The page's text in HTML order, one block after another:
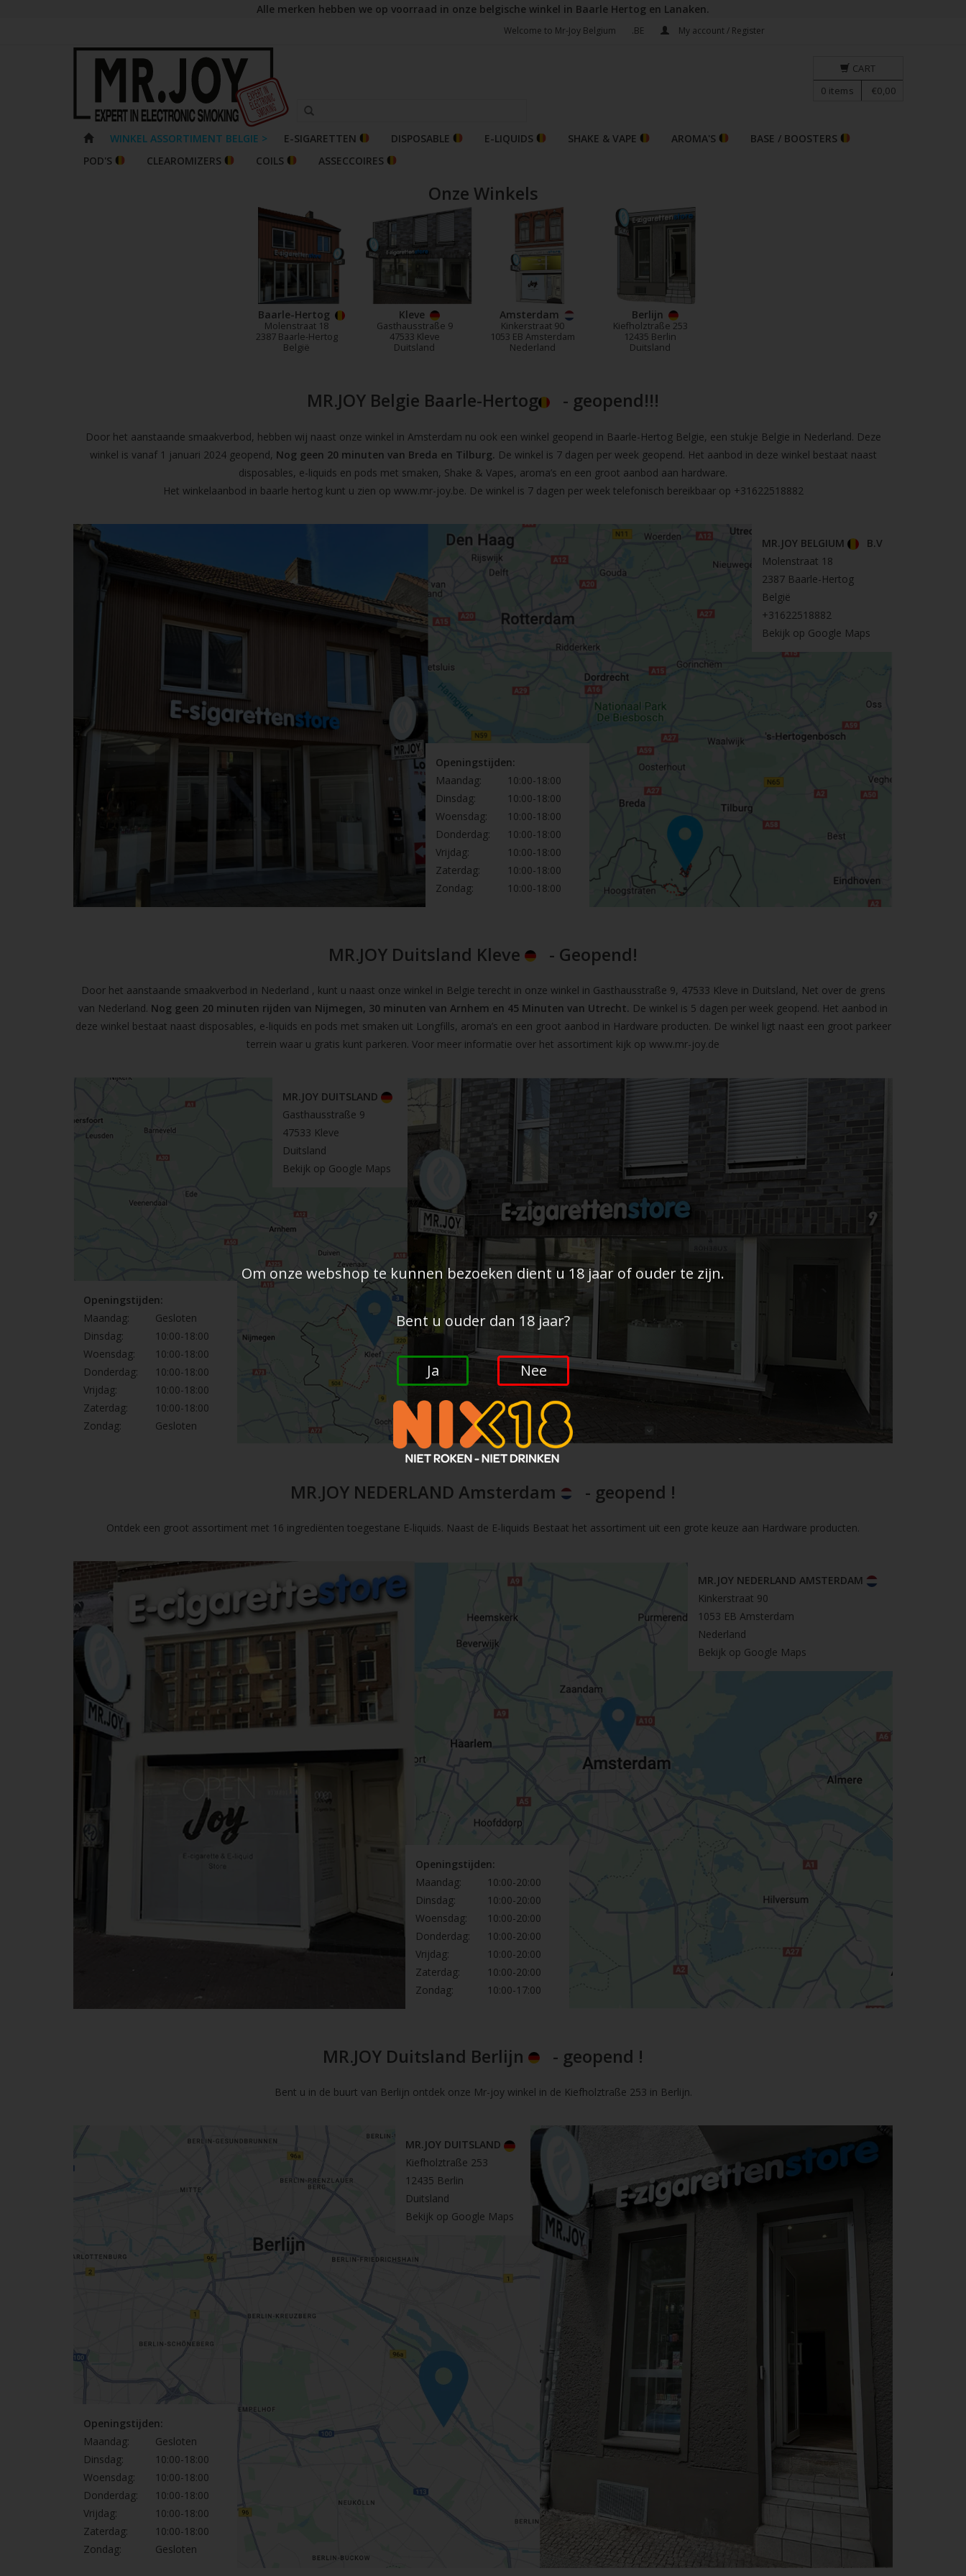
Alle merken hebben we op voorraad in onze belgische winkel in Baarle Hertog en Lanaken.
Welcome to Mr-Joy Belgium .BE My account / Register
WINKEL ASSORTIMENT BELGIE > E-SIGARETTEN DISPOSABLE E-LIQUIDS SHAKE & VAPE AROMA'S
BASE / BOOSTERS
POD'S
CLEAROMIZERS COILS ASSECCOIRES
CART
0 items €0,00
Onze Winkels
Baarle-Hertog
Molenstraat 18
2387 Baarle-Hertog
België
Kleve
Gasthausstraße 9
47533 Kleve
Duitsland
Amsterdam
Kinkerstraat 90
1053 EB Amsterdam
Nederland
Berlijn
Kiefholztraße 253
12435 Berlin
Duitsland
MR.JOY Belgie Baarle-Hertog - geopend!!!
Door het aanstaande smaakverbod, hebben wij naast onze winkel in Amsterdam nu ook een winkel geopend in Baarle-Hertog Belgie, een stukje Belgie in Nederland. Deze
winkel is vanaf 1 januari 2024 geopend, Nog geen 20 minuten van Breda en Tilburg. De winkel is 7 dagen per week geopend. Het aanbod in deze winkel bestaat naast
disposables, e-liquids en pods met smaken, Shake & Vapes, aroma’s en een groot aanbod aan hardware.
Het winkelaanbod in baarle hertog kunt u zien op www.mr-joy.be. De winkel is 7 dagen per week telefonisch bereikbaar op +31622518882
MR.JOY BELGIUM
B.V
Molenstraat 18
2387 Baarle-Hertog
België
+31622518882
Bekijk op Google Maps
Openingstijden:
Maandag:
10:00-18:00
Dinsdag:
10:00-18:00
Woensdag:
10:00-18:00
Donderdag:
10:00-18:00
Vrijdag:
10:00-18:00
Zaterdag:
10:00-18:00
Zondag:
10:00-18:00
MR.JOY Duitsland Kleve - Geopend!
Door het aanstaande smaakverbod in Nederland , kunt u naast onze winkel in Belgie terecht in onze winkel in Gasthausstraße 9, 47533 Kleve in Duitsland, Net over de grens
van Nederland. Nog geen 20 minuten rijden van Nijmegen, 30 minuten van Arnhem en 45 Minuten van Utrecht. De winkel is 5 dagen per week geopend. Het aanbod in
deze winkel bestaat naast disposables, e-liquids en pods met smaken uit Longfills, aroma’s en een groot aanbod in Hardware producten. De winkel ligt naast een groot parkeer
terrein waar u gratis kunt parkeren. Voor meer informatie over het assortiment kijk op www.mr-joy.de
MR.JOY DUITSLAND
Gasthausstraße 9
47533 Kleve
Duitsland
Bekijk op Google Maps
Openingstijden:
Maandag:
Gesloten
Dinsdag:
10:00-18:00
Woensdag:
10:00-18:00
Donderdag:
10:00-18:00
Vrijdag:
10:00-18:00
Zaterdag:
10:00-18:00
Zondag:
Gesloten
MR.JOY NEDERLAND Amsterdam - geopend !
Ontdek een groot assortiment met 16 ingrediënten toegestane E-liquids. Naast de E-liquids Bestaat het assortiment uit een grote keuze aan Hardware producten.
MR.JOY NEDERLAND AMSTERDAM
Kinkerstraat 90
1053 EB Amsterdam
Nederland
Bekijk op Google Maps
Openingstijden:
Maandag:
10:00-20:00
Dinsdag:
10:00-20:00
Woensdag:
10:00-20:00
Donderdag:
10:00-20:00
Vrijdag:
10:00-20:00
Zaterdag:
10:00-20:00
Zondag:
10:00-17:00
MR.JOY Duitsland Berlijn - geopend !
Bent u in de buurt van Berlijn ontdek onze Mr-joy winkel in de Kiefholztraße 253 in Berlijn.
MR.JOY DUITSLAND
Kiefholztraße 253
12435 Berlin
Duitsland
Bekijk op Google Maps
Openingstijden:
Maandag:
Gesloten
Dinsdag:
10:00-18:00
Woensdag:
10:00-18:00
Donderdag:
10:00-18:00
Vrijdag:
10:00-18:00
Zaterdag:
10:00-18:00
Zondag:
Gesloten
Om onze webshop te kunnen bezoeken dient u 18 jaar of ouder te zijn.
Bent u ouder dan 18 jaar?
Ja Nee